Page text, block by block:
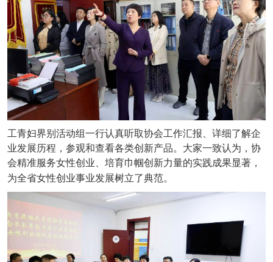
工青妇界别活动组一行认真听取协会工作汇报、详细了解企
业发展历程，参观和查看各类创新产品。大家一致认为，协
会精准服务女性创业、培育巾帼创新力量的实践成果显著，
为全省女性创业事业发展树立了典范。